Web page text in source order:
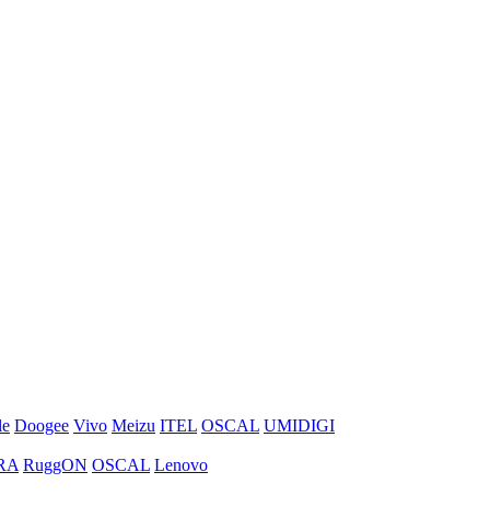
Doogee Vivo Meizu ITEL OSCAL UMIDIGI
RuggON OSCAL Lenovo